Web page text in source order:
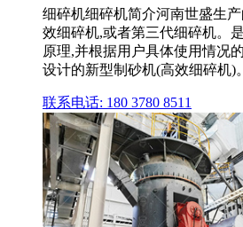
细碎机细碎机简介河南世盛生
效细碎机,或者第三代细碎机。
原理,并根据用户具体使用情况
设计的新型制砂机(高效细碎机)
联系电话: 180 3780 8511